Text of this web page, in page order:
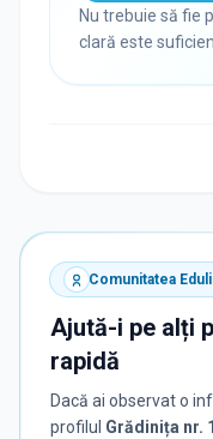
Nu trebuie să fie
clară este
Comunitatea
Ajută-i pe alți
rapidă
Dacă ai observat o
profilul Grădinița nr.